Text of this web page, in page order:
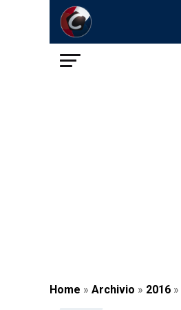
Home » Archivio » 2016 »